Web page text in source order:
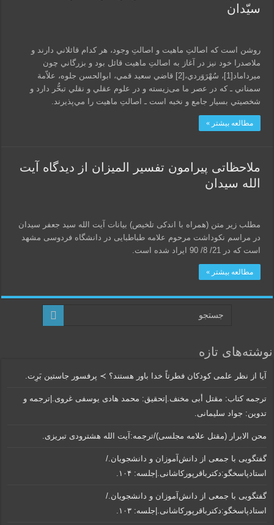
سیّدان
روشن است كه اصالتِ ماهيت و اصالتِ وجود، هر كدام قائلاني دارند و
ملاصدرا خود نيز در آغاز به اصالتِ ماهيت قائل بود و بزرگاني چون
ميرداماد[1]، سُهْرَوَردي،[2] قاضي سعيد قمي، ابوالحسن جلوه، علاّمة
سمناني ـ كه در عصر ما می‌زیسته و در علوم عقلي و نقلي تبحُّر دارد و
شخصيتي بسيار جامع و نخبه است ـ اصالتِ ماهيت را مي‌پذيرند.
مطالعه بیشتر »
ملاحظاتی پیرامون تفسیر المیزان از دیدگاه آیت
الله سیدان
مطلب زیر متن (همراه با اندکی تلخیص) بیانات آیت الله سید جعفر سیدان
در مراسم نکوداشت مرحوم علامه طباطبایی در دانشگاه فردوسی مشهد
است که در 21/ 8/ 90 ایراد شده است.
مطالعه بیشتر »
نوشته‌های تازه
آیا از نظر علمی کودکان فطرتاً خدا باور هستند؟ ≻ پرفسور جاستین بَرِت.
ترجمه کتاب: مقتل أبی مخنف.|تحقیق: محمد هادی یوسفی غروی.|ترجمه و
تدوین: جواد سلیمانی.
محن الابرار (مقتل علامه مجلسی)/ترجمه:آیت الله هشترودی تبریزی.
گفتگویی‌ با جمعی‌ از دانش‌آموزان‌ و دانشجویان./
استادپاسخگو:دکترباقر‌پورکاشانی.|جلسه: ۱۰۴.
گفتگویی‌ با جمعی‌ از دانش‌آموزان‌ و دانشجویان./
استادپاسخگو:دکترباقر‌پورکاشانی.|جلسه: ۱۰۳.